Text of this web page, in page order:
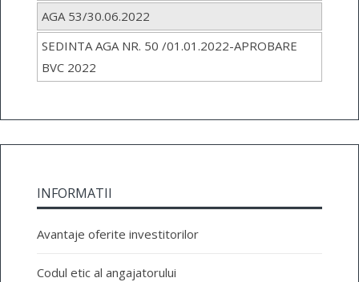
AGA 53/30.06.2022
SEDINTA AGA NR. 50 /01.01.2022-APROBARE
BVC 2022
INFORMATII
Avantaje oferite investitorilor
Codul etic al angajatorului